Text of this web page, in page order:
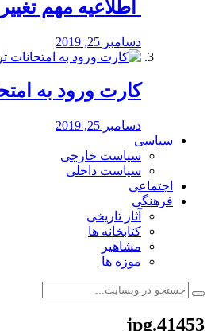
اطلاعیه مهم
دسامبر 25, 2019
کارت ورود به
دسامبر 25, 2019
سیاسی
سیاست خارجی
سیاست داخلی
اجتماعی
فرهنگی
آثار تاریخی
کتابخانه ها
مشاهیر
موزه ها
41453.jpg